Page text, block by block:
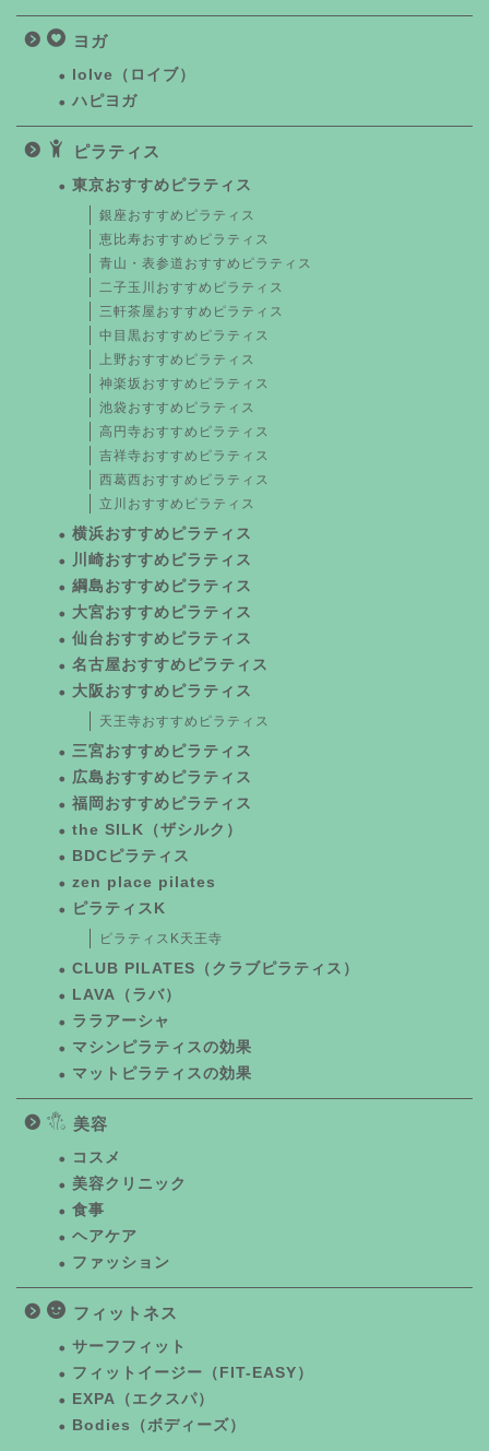
ヨガ
loIve（ロイブ）
ハピヨガ
ピラティス
東京おすすめピラティス
銀座おすすめピラティス
恵比寿おすすめピラティス
青山・表参道おすすめピラティス
二子玉川おすすめピラティス
三軒茶屋おすすめピラティス
中目黒おすすめピラティス
上野おすすめピラティス
神楽坂おすすめピラティス
池袋おすすめピラティス
高円寺おすすめピラティス
吉祥寺おすすめピラティス
西葛西おすすめピラティス
立川おすすめピラティス
横浜おすすめピラティス
川崎おすすめピラティス
綱島おすすめピラティス
大宮おすすめピラティス
仙台おすすめピラティス
名古屋おすすめピラティス
大阪おすすめピラティス
天王寺おすすめピラティス
三宮おすすめピラティス
広島おすすめピラティス
福岡おすすめピラティス
the SILK（ザシルク）
BDCピラティス
zen place pilates
ピラティスK
ピラティスK天王寺
CLUB PILATES（クラブピラティス）
LAVA（ラバ）
ララアーシャ
マシンピラティスの効果
マットピラティスの効果
美容
コスメ
美容クリニック
食事
ヘアケア
ファッション
フィットネス
サーフフィット
フィットイージー（FIT-EASY）
EXPA（エクスパ）
Bodies（ボディーズ）